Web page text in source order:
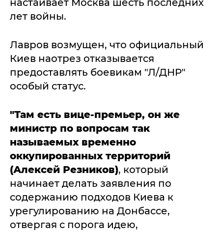
настаивает Москва шесть последних
лет войны.
Лавров возмущен, что официальный
Киев наотрез отказывается
предоставлять боевикам "Л/ДНР"
особый статус.
"Там есть вице-премьер, он же
министр по вопросам так
называемых временно
оккупированных территорий
(Алексей Резников), который
начинает делать заявления по
содержанию подходов Киева к
урегулированию на Донбассе,
отвергая с порога идею,